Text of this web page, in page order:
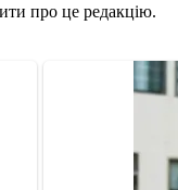
про це редакцію.